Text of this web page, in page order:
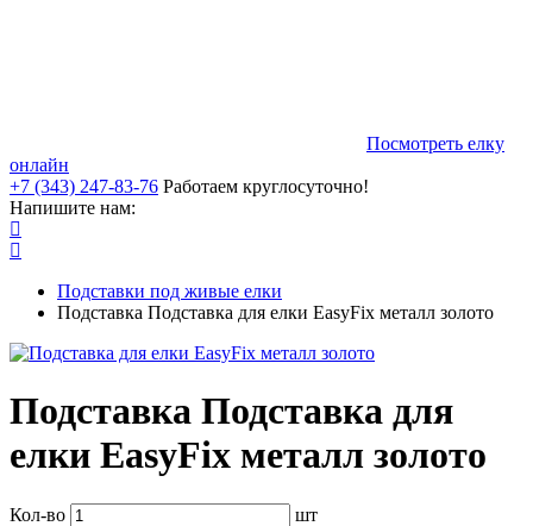
Посмотреть елку
онлайн
+7 (343) 247-83-76 Работаем круглосуточно!
Напишите нам:
Подставки под живые елки
Подставка Подставка для елки EasyFix металл золото
Подставка Подставка для
елки EasyFix металл золото
Кол-во
шт